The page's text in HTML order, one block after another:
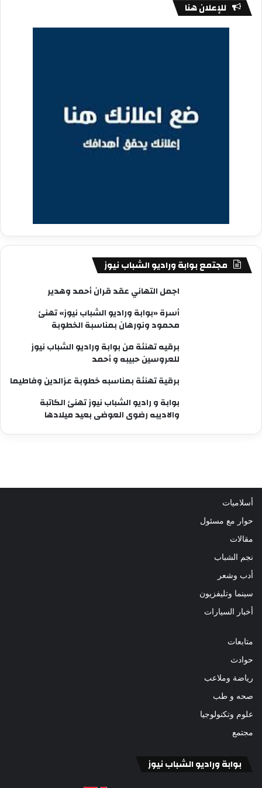
للإعلان هنا
مجتمع بوابة وراديو الشباب نيوز
اجمل التهاني عقد قران أحمد وهدير
أسرة «بوابة وراديو الشباب نيوز» تهنئ
محمود ونورهان بمناسبة الخطوبة
برقيه تهنئة من بوابة وراديو الشباب نيوز
للعروسين حبيبه و أحمد
برقية تهنئة بمناسبه خطوبة عزالدين وفاطيما
بوابة و راديو الشباب نيوز تهنئ الكاتبة
والاديبه رضوى العوضى بعيد ميلادها
أسلاميات
حوار مع مسئول
مقالات
نجم الشباب
أدب وشعر
سينما وتليفزيون
أخبار السيارات
متابعات
حوادث
رياضة وملاعب
صحه و طب
علوم وتكنولوجيا
مجتمع
بوابة وراديو الشباب نيوز